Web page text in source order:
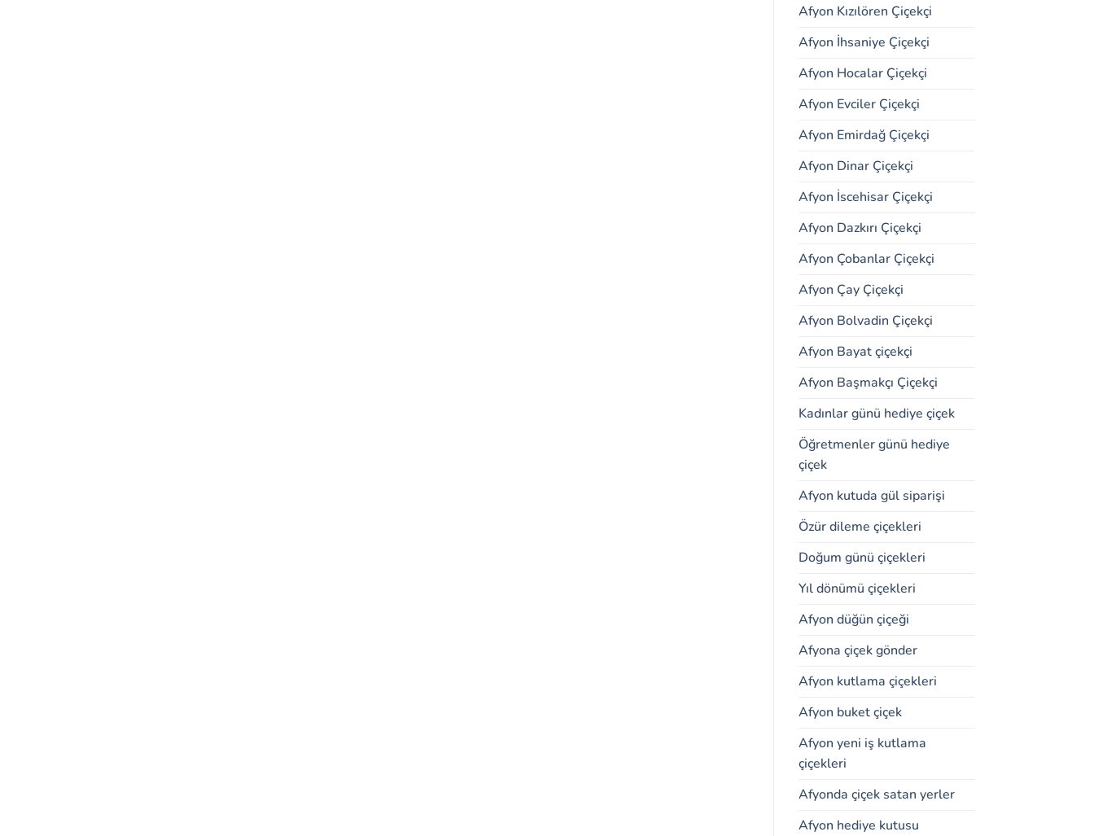
Afyon Kızılören Çiçekçi
Afyon İhsaniye Çiçekçi
Afyon Hocalar Çiçekçi
Afyon Evciler Çiçekçi
Afyon Emirdağ Çiçekçi
Afyon Dinar Çiçekçi
Afyon İscehisar Çiçekçi
Afyon Dazkırı Çiçekçi
Afyon Çobanlar Çiçekçi
Afyon Çay Çiçekçi
Afyon Bolvadin Çiçekçi
Afyon Bayat çiçekçi
Afyon Başmakçı Çiçekçi
Kadınlar günü hediye çiçek
Öğretmenler günü hediye
çiçek
Afyon kutuda gül siparişi
Özür dileme çiçekleri
Doğum günü çiçekleri
Yıl dönümü çiçekleri
Afyon düğün çiçeği
Afyona çiçek gönder
Afyon kutlama çiçekleri
Afyon buket çiçek
Afyon yeni iş kutlama
çiçekleri
Afyonda çiçek satan yerler
Afyon hediye kutusu